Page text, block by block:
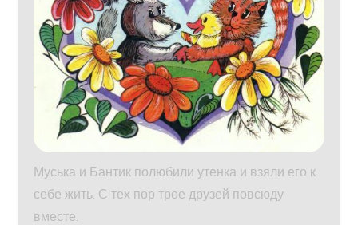
Муська и Бантик полюбили утенка и взяли его к
себе жить. С тех пор трое друзей повсюду
вместе.